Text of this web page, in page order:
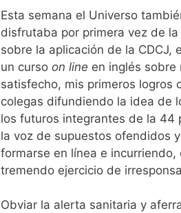
Esta semana el Universo
disfrutaba por primera vez de
sobre la aplicación de la CDCJ,
un curso on line en inglés sobre
satisfecho, mis primeros logros
colegas difundiendo la idea de
los futuros integrantes de la 44
la voz de supuestos ofendidos
formarse en línea e
tremendo ejercicio de
Obviar la alerta sanitaria y